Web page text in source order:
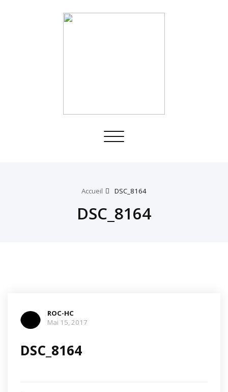
Toggle
Accueil DSC_8164
DSC_8164
ROC-HC
Mai 15, 2017
DSC_8164